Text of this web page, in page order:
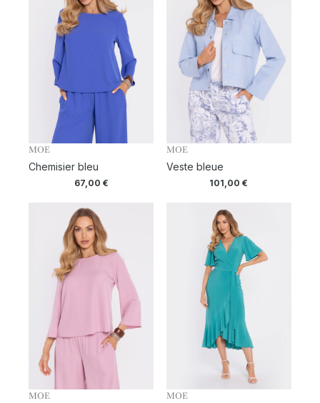
MOE
Chemisier bleu
67,00 €
MOE
Veste bleue
101,00€
MOE MOE